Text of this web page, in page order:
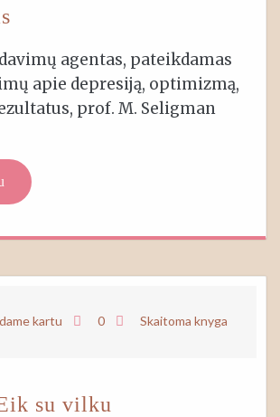
agentas, pateikdamas
apie depresiją, optimizmą,
prof. M. Seligman
kartu 0 Skaitoma knyga
su vilku